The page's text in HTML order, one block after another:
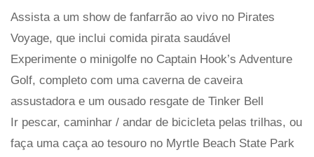
Assista a um show de fanfarrão ao vivo no Pirates
Voyage, que inclui comida pirata saudável
Experimente o minigolfe no Captain Hook’s Adventure
Golf, completo com uma caverna de caveira
assustadora e um ousado resgate de Tinker Bell
Ir pescar, caminhar / andar de bicicleta pelas trilhas, ou
faça uma caça ao tesouro no Myrtle Beach State Park